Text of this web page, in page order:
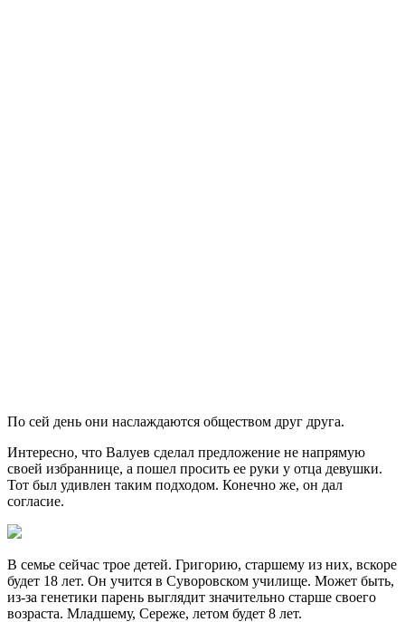
По сей день они наслаждаются обществом друг друга.
Интересно, что Валуев сделал предложение не напрямую
своей избраннице, а пошел просить ее руки у отца девушки.
Тот был удивлен таким подходом. Конечно же, он дал
согласие.
В семье сейчас трое детей. Григорию, старшему из них, вскоре
будет 18 лет. Он учится в Суворовском училище. Может быть,
из-за генетики парень выглядит значительно старше своего
возраста. Младшему, Сереже, летом будет 8 лет.